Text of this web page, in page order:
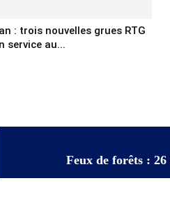
: trois nouvelles grues RTG
service au...
Feux de forêts :